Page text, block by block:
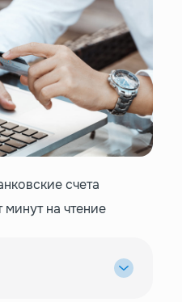
счета
минут на чтение